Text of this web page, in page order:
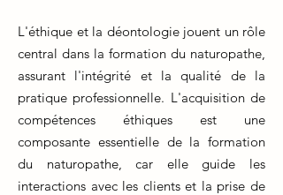
L'éthique et la déontologie jouent un rôle
central dans la formation du naturopathe,
assurant l'intégrité et la qualité de la
pratique professionnelle. L'acquisition de
compétences éthiques est une
composante essentielle de la formation
du naturopathe, car elle guide les
interactions avec les clients et la prise de